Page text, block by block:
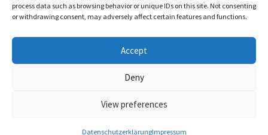
process data such as browsing behavior or unique IDs on this site. Not consenting
or withdrawing consent, may adversely affect certain features and functions.
Accept
Deny
View preferences
DatenschutzerklärungImpressum
Das Dorf Oberkirchen ist ein Stadtteil der Stadt
liegt am Oberlauf der Lenne auf etwa 442 Höhenmetern.
Mit seinen 792 Einwohnern zeichnet sich Oberkirchen